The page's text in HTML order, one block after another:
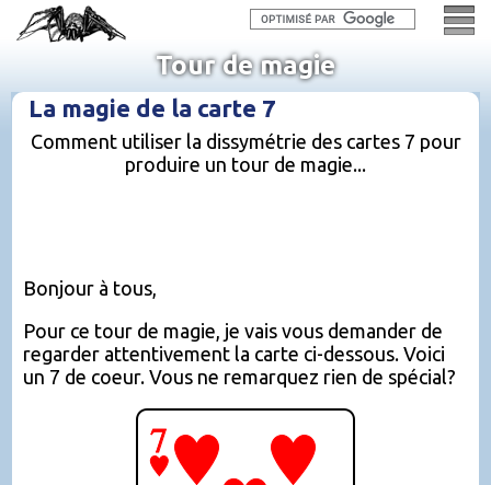
Tour de magie
La magie de la carte 7
Comment utiliser la dissymétrie des cartes 7 pour
produire un tour de magie...
Bonjour à tous,
Pour ce tour de magie, je vais vous demander de
regarder attentivement la carte ci-dessous. Voici
un 7 de coeur. Vous ne remarquez rien de spécial?